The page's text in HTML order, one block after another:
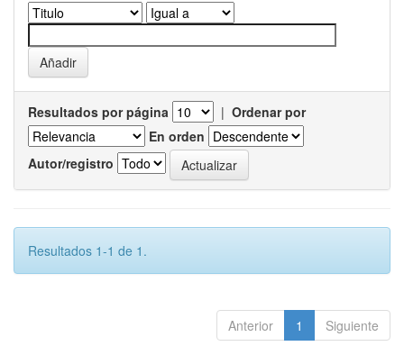
Resultados por página | Ordenar por
En orden
Autor/registro
Resultados 1-1 de 1.
Anterior 1 Siguiente